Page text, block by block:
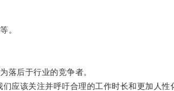
。
后于行业的竞争者。
该关注并呼吁合理的工作时长和更加人性